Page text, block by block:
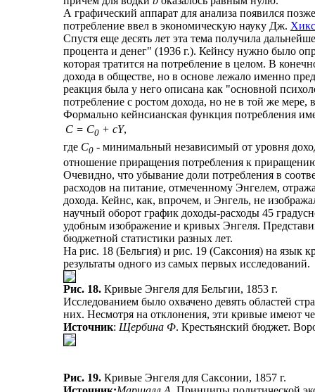
А графический аппарат для анализа появился
потребление ввел в экономическую науку Дж. Хикс
Спустя еще десять лет эта тема получила
процента и денег" (1936 г.). Кейнсу нужно было
которая тратится на потребление в целом. В
дохода в обществе, но в основе лежало именно
реакция была у него описана как "основной
потребление с ростом дохода, но не в той же мере,
Формально кейнсианская функция потребления
С = С0 + сY,
где С0 - минимальный независимый от уровня
отношение приращения потребления к
Очевидно, что убывание доли потребления в
расходов на питание, отмеченному Энгелем,
дохода. Кейнс, как, впрочем, и Энгель, не
научный оборот график доходы-расходы 45
удобным изображение и кривых Энгеля.
бюджетной статистики разных лет.
На рис. 18 (Бельгия) и рис. 19 (Саксония) на язык
результаты одного из самых первых исследований.
Рис. 18. Кривые Энгеля для Бельгии, 1853 г.
Исследованием было охвачено девять областей
них. Несмотря на отклонения, эти кривые имеют
Источник: Щербина Ф. Крестьянский бюджет.
Рис. 19. Кривые Энгеля для Саксонии, 1857 г.